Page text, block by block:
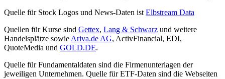
Quelle für Stock Logos und News-Daten ist Elbstream Data
Quellen für Kurse sind Gettex, Lang & Schwarz und weitere
Handelsplätze sowie Ariva.de AG, ActivFinancial, EDI,
QuoteMedia und GOLD.DE.
Quelle für Fundamentaldaten sind die Firmenunterlagen der
jeweiligen Unternehmen. Quelle für ETF-Daten sind die Webseiten